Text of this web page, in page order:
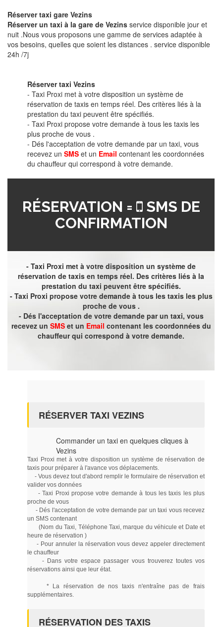
Réserver taxi gare Vezins
Réserver un taxi à la gare de Vezins service disponible jour et
nuit .Nous vous proposons une gamme de services adaptée à
vos besoins, quelles que soient les distances . service disponible
24h /7j
Réserver taxi Vezins
- Taxi Proxi met à votre disposition un système de
réservation de taxis en temps réel. Des critères liés à la
prestation du taxi peuvent être spécifiés.
- Taxi Proxi propose votre demande à tous les taxis les
plus proche de vous .
- Dés l'acceptation de votre demande par un taxi, vous
recevez un SMS et un Email contenant les coordonnées
du chauffeur qui correspond à votre demande.
RÉSERVATION =
SMS DE
CONFIRMATION
- Taxi Proxi met à votre disposition un système de
réservation de taxis en temps réel. Des critères liés à la
prestation du taxi peuvent être spécifiés.
- Taxi Proxi propose votre demande à tous les taxis les plus
proche de vous .
- Dés l'acceptation de votre demande par un taxi, vous
recevez un SMSet un Email contenant les coordonnées du
chauffeur qui correspond à votre demande.
RÉSERVER TAXI VEZINS
Commander un taxi en quelques cliques à
Vezins
Taxi Proxi met à votre disposition un système de réservation de
taxis pour préparer à l'avance vos déplacements.
- Vous devez tout d'abord remplir le formulaire de réservation et
valider vos données
- Taxi Proxi propose votre demande à tous les taxis les plus
proche de vous
- Dés l'acceptation de votre demande par un taxi vous recevez
un SMS contenant
(Nom du Taxi, Téléphone Taxi, marque du véhicule et Date et
heure de réservation )
- Pour annuler la réservation vous devez appeler directement
le chauffeur
- Dans votre espace passager vous trouverez toutes vos
réservations ainsi que leur état.
* La réservation de nos taxis n'entraîne pas de frais
supplémentaires.
RÉSERVATION DES TAXIS